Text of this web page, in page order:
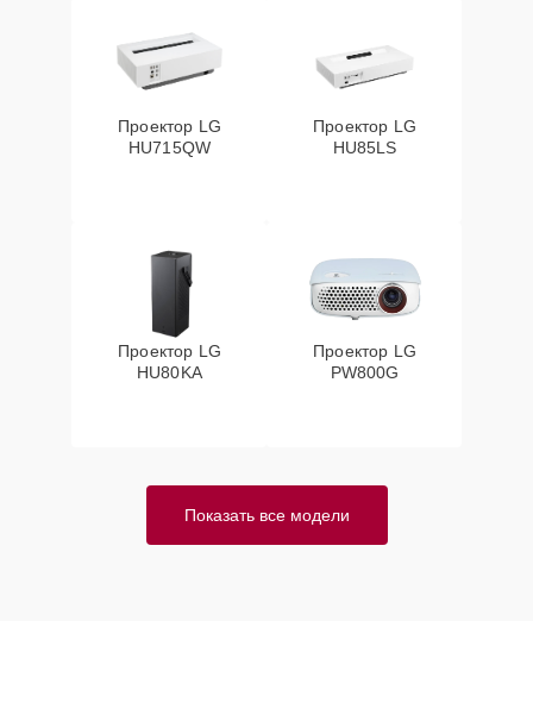
Проектор LG
HU715QW
Проектор LG
HU85LS
Проектор LG
HU80KA
Проектор LG
PW800G
Показать все модели